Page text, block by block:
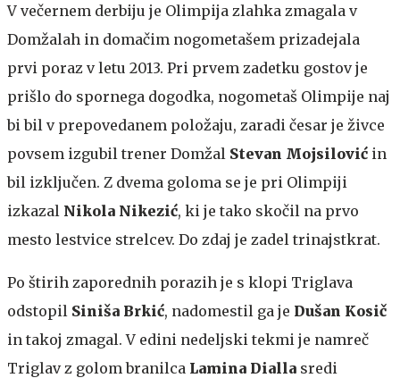
V večernem derbiju je Olimpija zlahka zmagala v
Domžalah in domačim nogometašem prizadejala
prvi poraz v letu 2013. Pri prvem zadetku gostov je
prišlo do spornega dogodka, nogometaš Olimpije naj
bi bil v prepovedanem položaju, zaradi česar je živce
povsem izgubil trener Domžal Stevan Mojsilović in
bil izključen. Z dvema goloma se je pri Olimpiji
izkazal Nikola Nikezić, ki je tako skočil na prvo
mesto lestvice strelcev. Do zdaj je zadel trinajstkrat.
Po štirih zaporednih porazih je s klopi Triglava
odstopil Siniša Brkić, nadomestil ga je Dušan Kosič
in takoj zmagal. V edini nedeljski tekmi je namreč
Triglav z golom branilca Lamina Dialla sredi